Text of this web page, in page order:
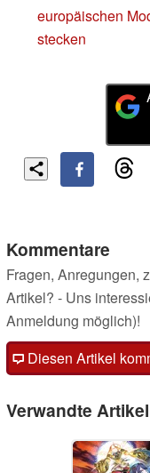
europäischen
stecken
Kommentare
Fragen, Anregungen,
Artikel? - Uns
Anmeldung möglich)!
Diesen Artikel
Verwandte Artikel